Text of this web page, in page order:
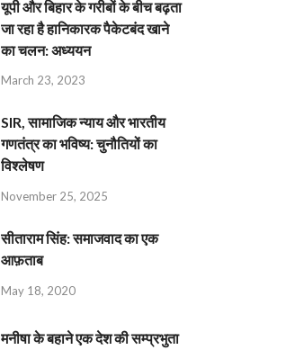
यूपी और बिहार के गरीबों के बीच बढ़ता
जा रहा है हानिकारक पैकेटबंद खाने
का चलन: अध्ययन
March 23, 2023
SIR, सामाजिक न्याय और भारतीय
गणतंत्र का भविष्य: चुनौतियों का
विश्लेषण
November 25, 2025
सीताराम सिंह: समाजवाद का एक
आफ़ताब
May 18, 2020
मनीषा के बहाने एक देश की सम्प्रभुता